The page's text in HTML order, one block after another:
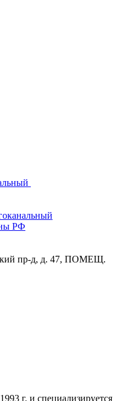
РФ
пр-д, д. 47, ПОМЕЩ.
г. и специализируется